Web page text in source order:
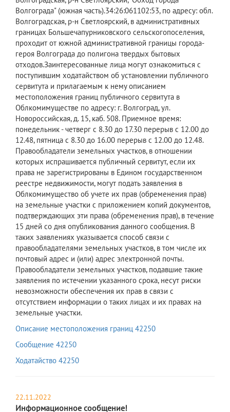
Волгограда" (южная часть).34:26:061102:53, по адресу: обл.
Волгоградская, р-н Светлоярский, в административных
границах Большечапурниковского сельскогопоселения,
проходит от южной административной границы города-
героя Волгограда до полигона твердых бытовых
отходов.Заинтересованные лица могут ознакомиться с
поступившим ходатайством об установлении публичного
сервитута и прилагаемым к нему описанием
местоположения границ публичного сервитута в
Облкомимуществе по адресу: г. Волгоград, ул.
Новороссийская, д. 15, каб. 508. Приемное время:
понедельник - четверг с 8.30 до 17.30 перерыв с 12.00 до
12.48, пятница с 8.30 до 16.00 перерыв с 12.00 до 12.48.
Правообладатели земельных участков, в отношении
которых испрашивается публичный сервитут, если их
права не зарегистрированы в Едином государственном
реестре недвижимости, могут подать заявления в
Облкомимущество об учете их прав (обременения прав)
на земельные участки с приложением копий документов,
подтверждающих эти права (обременения прав), в течение
15 дней со дня опубликования данного сообщения. В
таких заявлениях указывается способ связи с
правообладателями земельных участков, в том числе их
почтовый адрес и (или) адрес электронной почты.
Правообладатели земельных участков, подавшие такие
заявления по истечении указанного срока, несут риски
невозможности обеспечения их прав в связи с
отсутствием информации о таких лицах и их правах на
земельные участки.
Описание местоположения границ 42250
Сообщение 42250
Ходатайство 42250
22.11.2022
Информационное сообщение!